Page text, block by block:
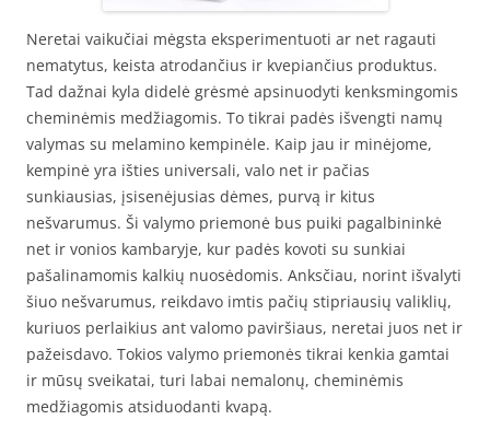
Neretai vaikučiai mėgsta eksperimentuoti ar net ragauti
nematytus, keista atrodančius ir kvepiančius produktus.
Tad dažnai kyla didelė grėsmė apsinuodyti kenksmingomis
cheminėmis medžiagomis. To tikrai padės išvengti namų
valymas su melamino kempinėle. Kaip jau ir minėjome,
kempinė yra išties universali, valo net ir pačias
sunkiausias, įsisenėjusias dėmes, purvą ir kitus
nešvarumus. Ši valymo priemonė bus puiki pagalbininkė
net ir vonios kambaryje, kur padės kovoti su sunkiai
pašalinamomis kalkių nuosėdomis. Anksčiau, norint išvalyti
šiuo nešvarumus, reikdavo imtis pačių stipriausių valiklių,
kuriuos perlaikius ant valomo paviršiaus, neretai juos net ir
pažeisdavo. Tokios valymo priemonės tikrai kenkia gamtai
ir mūsų sveikatai, turi labai nemalonų, cheminėmis
medžiagomis atsiduodanti kvapą.